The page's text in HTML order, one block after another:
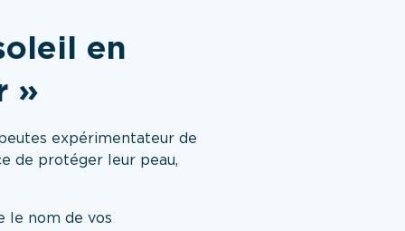
en
»
expérimentateur de
de protéger leur peau,
le nom de vos